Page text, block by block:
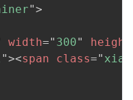
">
width=" 300" height
"><span class="